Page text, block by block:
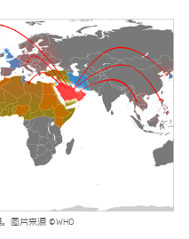
图片来源 ©WHO